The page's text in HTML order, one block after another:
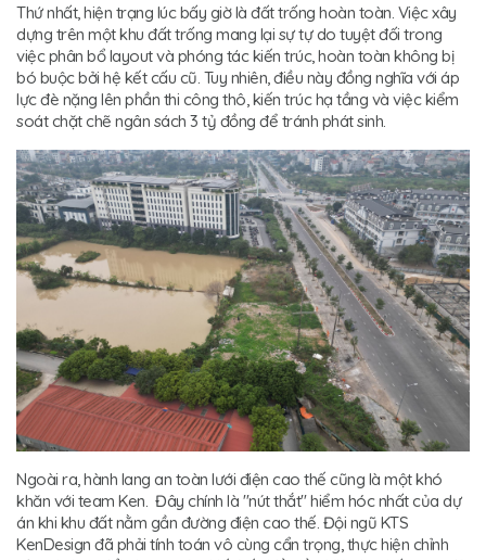
Thứ nhất, hiện trạng lúc bấy giờ là đất trống hoàn toàn. Việc xây
dựng trên một khu đất trống mang lại sự tự do tuyệt đối trong
việc phân bổ layout và phóng tác kiến trúc, hoàn toàn không bị
bó buộc bởi hệ kết cấu cũ. Tuy nhiên, điều này đồng nghĩa với áp
lực đè nặng lên phần thi công thô, kiến trúc hạ tầng và việc kiểm
soát chặt chẽ ngân sách 3 tỷ đồng để tránh phát sinh.
Ngoài ra, hành lang an toàn lưới điện cao thế cũng là một khó
khăn với team Ken. Đây chính là "nút thắt" hiểm hóc nhất của dự
án khi khu đất nằm gần đường điện cao thế. Đội ngũ KTS
KenDesign đã phải tính toán vô cùng cẩn trọng, thực hiện chỉnh